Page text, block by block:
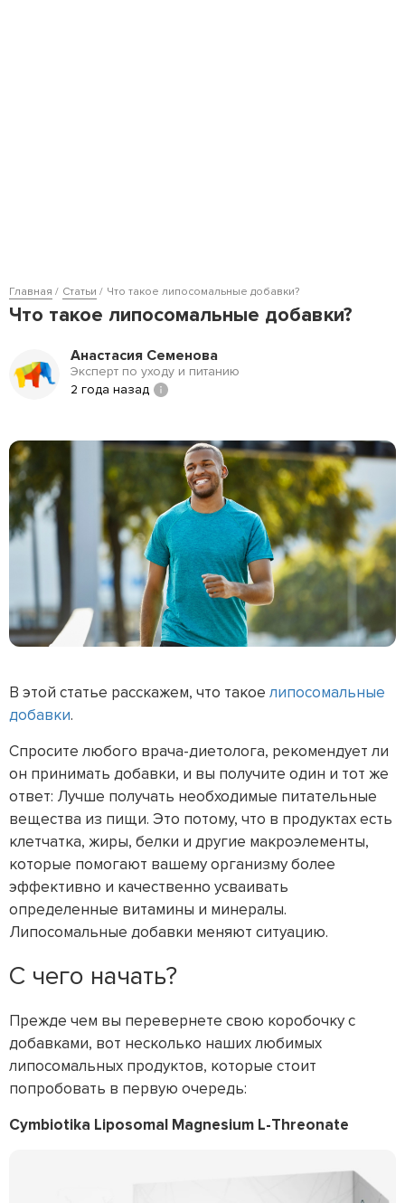
Главная Статьи Что такое липосомальные добавки?
Что такое липосомальные добавки?
Анастасия Семенова
Эксперт по уходу и питанию
2 года назад
В этой статье расскажем, что такое липосомальные
добавки.
Спросите любого врача-диетолога, рекомендует ли
он принимать добавки, и вы получите один и тот же
ответ: Лучше получать необходимые питательные
вещества из пищи. Это потому, что в продуктах есть
клетчатка, жиры, белки и другие макроэлементы,
которые помогают вашему организму более
эффективно и качественно усваивать
определенные витамины и минералы.
Липосомальные добавки меняют ситуацию.
С чего начать?
Прежде чем вы перевернете свою коробочку с
добавками, вот несколько наших любимых
липосомальных продуктов, которые стоит
попробовать в первую очередь:
Cymbiotika Liposomal Magnesium L-Threonate